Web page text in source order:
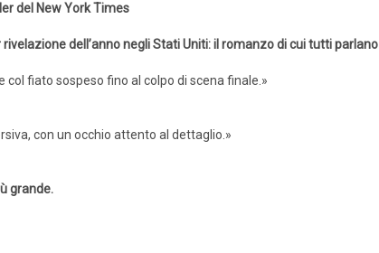
del New York Times
rivelazione dell’anno negli Stati Uniti: il romanzo di cui tutti parlano
col fiato sospeso fino al colpo di scena finale.»
con un occhio attento al dettaglio.»
grande.